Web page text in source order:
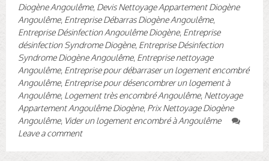
Diogène Angoulême, Devis Nettoyage Appartement Diogène
Angoulême, Entreprise Débarras Diogène Angoulême,
Entreprise Désinfection Angoulême Diogène, Entreprise
désinfection Syndrome Diogène, Entreprise Désinfection
Syndrome Diogène Angoulême, Entreprise nettoyage
Angoulême, Entreprise pour débarraser un logement encombré
Angoulême, Entreprise pour désencombrer un logement à
Angoulême, Logement très encombré Angoulême, Nettoyage
Appartement Angoulême Diogène, Prix Nettoyage Diogène
Angoulême, Vider un logement encombré à Angoulême
Leave a comment